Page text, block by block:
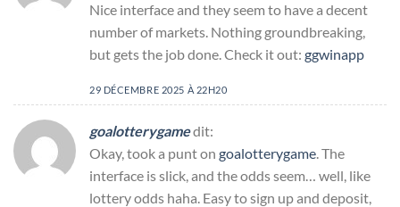
Nice interface and they seem to have a decent
number of markets. Nothing groundbreaking,
but gets the job done. Check it out: ggwinapp
29 DÉCEMBRE 2025 À 22H20
goalotterygamedit:
Okay, took a punt on goalotterygame. The
interface is slick, and the odds seem… well, like
lottery odds haha. Easy to sign up and deposit,